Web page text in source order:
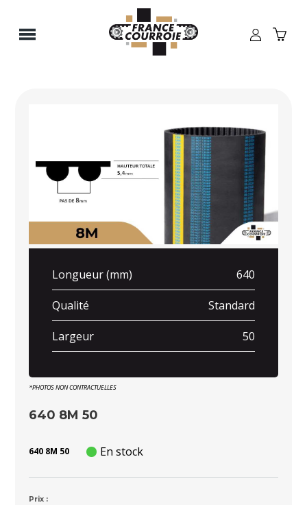
Longueur (mm) 640
Qualité Standard
Largeur 50
*PHOTOS NON CONTRACTUELLES
640 8M 50
640 8M 50 En stock
Prix :
Panneau de gestion des cookies